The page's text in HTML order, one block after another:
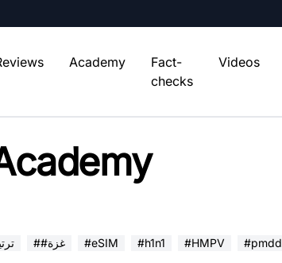
Academy
Fact-
checks
Videos
##غزة #eSIM #h1n1 #HMPV #pmdd